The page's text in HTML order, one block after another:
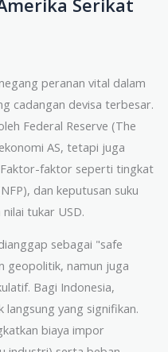
Serikat
peranan vital dalam
cadangan devisa terbesar.
Federal Reserve (The
AS, tetapi juga
Faktor-faktor seperti tingkat
dan keputusan suku
tukar USD.
sebagai "safe
geopolitik, namun juga
Bagi Indonesia,
langsung yang signifikan.
biaya impor